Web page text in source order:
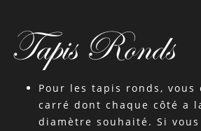
Tapis Ronds
Pour les tapis ronds, vous
carré dont chaque côté a
diamètre souhaité. Si